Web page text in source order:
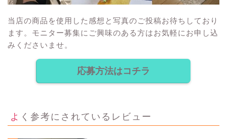
当店の商品を使用した感想と写真のご投稿お待ちしており
ます。モニター募集にご興味のある方はお気軽にお申し込
みくださいませ。
応募方法はコチラ
よく参考にされているレビュー